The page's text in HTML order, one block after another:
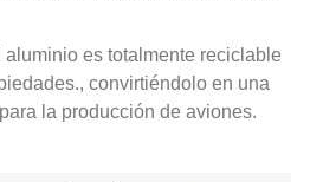
aluminio es totalmente reciclable
convirtiéndolo en una
la producción de aviones.